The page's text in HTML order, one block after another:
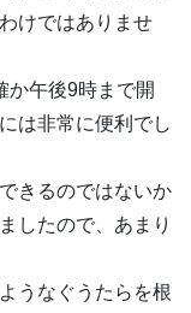
けではありませ
か午後9時まで開
は非常に便利でし
きるのではないか
したので、あまり
うなぐうたらを根